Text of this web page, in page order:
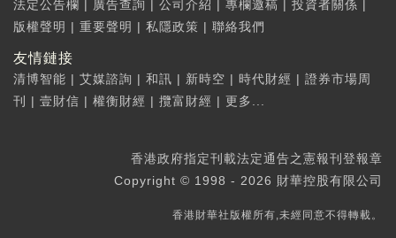
法定公告欄 | 廣告查詢 | 公司介紹 | 專欄邀稿 | 投資者關係 |
版權聲明 | 重要聲明 | 私隱政策 | 聯絡我們
友情鏈接
清博智能 | 艾媒諮詢 | 和訊 | 新時空 | 時代財經 | 證券市場周
刊
| 壹財信 | 權衡財經 | 攬富財經 | 更多...
香港政府指定刊載法定通告之憲報刊登報章
Copyright © 1998 - 2026 財華控股有限公司
香港財華社版權所有,未經同意不得轉載。